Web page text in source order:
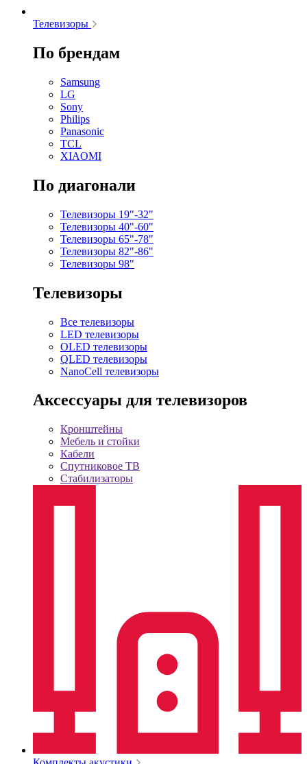
Телевизоры
По брендам
Samsung
LG
Sony
Philips
Panasonic
TCL
XIAOMI
По диагонали
Телевизоры 19"-32"
Телевизоры 40"-60"
Телевизоры 65"-78"
Телевизоры 82"-86"
Телевизоры 98"
Телевизоры
Все телевизоры
LED телевизоры
OLED телевизоры
QLED телевизоры
NanoCell телевизоры
Аксессуары для телевизоров
Кронштейны
Мебель и стойки
Кабели
Спутниковое ТВ
Стабилизаторы